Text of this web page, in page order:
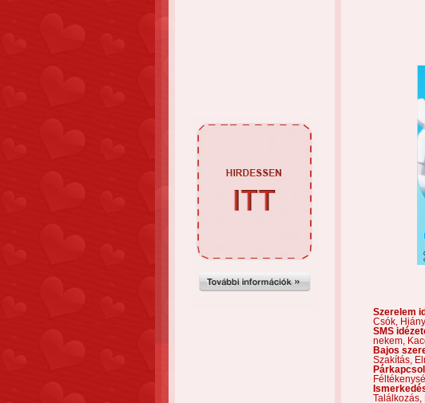
Szerelem
Csók,
SMS
nekem,
Bajos
Szakítás,
Találkozás,